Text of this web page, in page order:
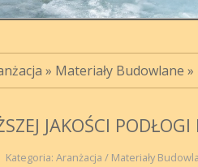
» Materiały Budowlane »
JAKOŚCI
Kategoria: Aranżacja / Materiały